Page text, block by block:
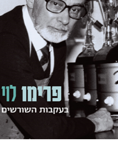
הנחת אתר ספר מודפס
$42
$38